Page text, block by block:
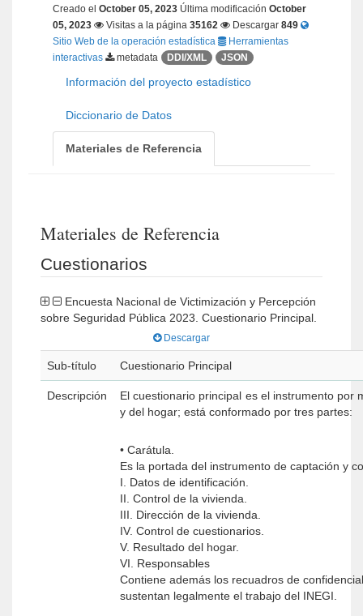
Creado el October 05, 2023 Última modificación October
05, 2023
Visitas a la página 35162 Descargar 849
Sitio Web de la operación estadística
Herramientas
interactivas
metadata DDI/XML JSON
Información del proyecto estadístico
Diccionario de Datos
Materiales de Referencia
Materiales de Referencia
Cuestionarios
sobre Seguridad Pública 2023. Cuestionario Principal.
Descargar
Sub-título Cuestionario Principal
Descripción
El cuestionario principal es el instrumento por
y del hogar; está conformado por tres partes:
• Carátula.
Es la portada del instrumento de captación y
I. Datos de identificación.
II. Control de la vivienda.
III. Dirección de la vivienda.
IV. Control de cuestionarios.
V. Resultado del hogar.
VI. Responsables
Contiene además los recuadros de
sustentan legalmente el trabajo del INEGI.